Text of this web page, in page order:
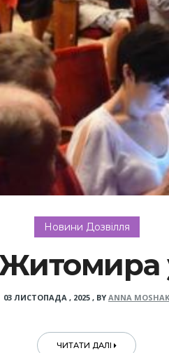
Новини Дозвілля
03 ЛИСТОПАДА , 2025 , BY ANNA MOSHAK
ЧИТАТИ ДАЛІ